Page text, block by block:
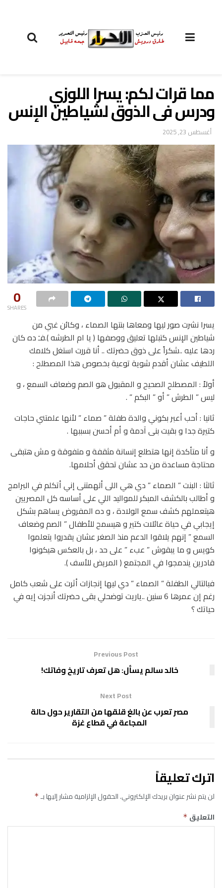
مما قرات لكم: يسرا اللوزي
ودرس فى الذوق لشياطين الإنس
أغسطس 23, 2025
0
SHARES
يسرا نشرت صور ليها ومعاها بنتها الصماء ، وكائن غبي من
شياطين الإنس كتبلها تعليق ووصفها ( يا ام الطرشه ).فـَ ده كان
ردها عليه ..شكراً على ذوق حضرتك .. أنا قررت استغل كلامك
اللطيف عشان أقدم شوية توعية بخصوص هذا المصطلح :
أولاً : المصطلح الصحيح و المقبول هو الصم وضعاف السمع ، و
ليس ” الطرش ” أو ” البكم ” .
ثانيا : أحب أعبر بكوني والدة طفلة ” صماء ” لأنها علمتني حاجات
كتيرة جدا و بقيت بنی آدمة و أم أحسن بسببها .
و أنا متأكدة إنها هتطلع إنسانة مثقفة و متفوقة و مش هتبقى
محتاجة مساعدة من حد عشان تحقق أحلامها.
ثالثا : البنت ” الصماء ” دي هي اللى ألهمتنی إني أتكلم في البرامج
و أطالب بالكشف المبكر للمواليد اللي على أساسه كل المصريين
هيتعملهم کشف سمع الولادة ، و ده المفروض يساهم بشكل
إيجابي في حياة عائلات كتير و هيسمح للأطفال ” الصم وضعاف
السمع ” إنهم يلاقوا الدعم منذ الصغر عشان يقدروا يتعلموا
كويس و ما يبقوش ” عبء ” على حد ، بل بالعكس هيكونوا
قادرين يندمجوا في المجتمع ( المريض للأسف ).
فبالتالي الطفلة ” الصماء ” دي ليها إنجازات أثرت على شعب کامل
رغم إن عمرها 6 سنین ..ياريت توضحلي بقی حضرتك أنجزت إيه في
حياتك ؟
Previous Post
خالد سالم يسأل: هل تعرف تاريخ وفاتك!
Next Post
مصر تعرب عن بالغ قلقها من التقارير حول حالة
المجاعة في قطاع غزة
اترك تعليقاً
لن يتم نشر عنوان بريدك الإلكتروني.الحقول الإلزامية مشار إليها بـ*
التعليق *